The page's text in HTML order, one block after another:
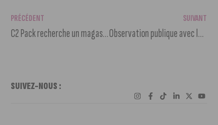
PRÉCÉDENT
C2 Pack recherche un magasinier – préparateur de commande – cariste (H/F)
SUIVANT
Observation publique avec la Société Astronomique de Bourgogne
SUIVEZ-NOUS :